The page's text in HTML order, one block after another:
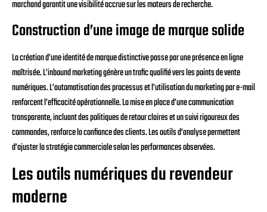
marchand garantit une visibilité accrue sur les moteurs de recherche.
Construction d’une image de marque solide
La création d’une identité de marque distinctive passe par une présence en ligne
maîtrisée. L’inbound marketing génère un trafic qualifié vers les points de vente
numériques. L’automatisation des processus et l’utilisation du marketing par e-mail
renforcent l’efficacité opérationnelle. La mise en place d’une communication
transparente, incluant des politiques de retour claires et un suivi rigoureux des
commandes, renforce la confiance des clients. Les outils d’analyse permettent
d’ajuster la stratégie commerciale selon les performances observées.
Les outils numériques du revendeur
moderne